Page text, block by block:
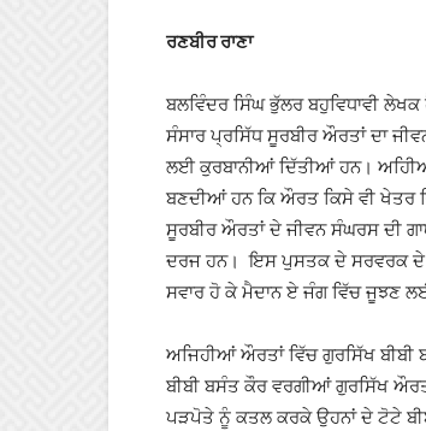
ਰਣਬੀਰ ਰਾਣਾ
ਬਲਵਿੰਦਰ ਸਿੰਘ ਭੁੱਲਰ ਬਹੁਵਿਧਾਵੀ
ਸੰਸਾਰ ਪ੍ਰਸਿੱਧ ਸੂਰਬੀਰ ਔਰਤਾਂ ਦਾ
ਲਈ ਕੁਰਬਾਨੀਆਂ ਦਿੱਤੀਆਂ ਹਨ।
ਬਣਦੀਆਂ ਹਨ ਕਿ ਔਰਤ ਕਿਸੇ ਵੀ ਖੇਤਰ
ਸੂਰਬੀਰ ਔਰਤਾਂ ਦੇ ਜੀਵਨ ਸੰਘਰਸ ਦੀ
ਦਰਜ ਹਨ। ਇਸ ਪੁਸਤਕ ਦੇ ਸਰਵਰਕ ਦੇ
ਸਵਾਰ ਹੋ ਕੇ ਮੈਦਾਨ ਏ ਜੰਗ ਵਿੱਚ ਜੂਝਣ
ਅਜਿਹੀਆਂ ਔਰਤਾਂ ਵਿੱਚ ਗੁਰਸਿੱਖ ਬੀਬੀ
ਬੀਬੀ ਬਸੰਤ ਕੌਰ ਵਰਗੀਆਂ ਗੁਰਸਿੱਖ
ਪੜਪੋਤੇ ਨੂੰ ਕਤਲ ਕਰਕੇ ਉਹਨਾਂ ਦੇ ਟੋਟੇ